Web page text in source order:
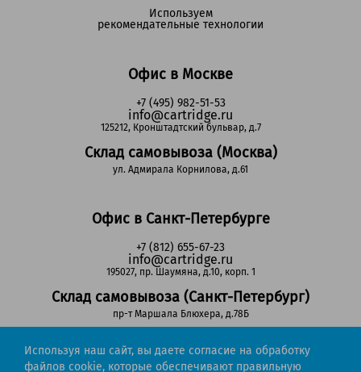
Офис в Москве
+7 (495) 982-51-53
info@cartridge.ru
125212, Кронштадтский бульвар, д.7
Склад самовывоза (Москва)
ул. Адмирала Корнилова, д.61
Офис в Санкт-Петербурге
+7 (812) 655-67-23
info@cartridge.ru
195027, пр. Шаумяна, д.10, корп. 1
Склад самовывоза (Санкт-Петербург)
пр-т Маршала Блюхера, д.78Б
Регионы РФ
Используем
рекомендательные технологии
Используя наш сайт, вы даете согласие на обработку
файлов cookie, которые обеспечивают правильную